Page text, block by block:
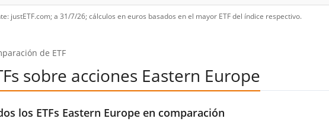
justETF.com; a 31/7/26; cálculos en euros basados en el mayor ETF del índice respectivo.
de ETF
sobre acciones Eastern Europe
los ETFs Eastern Europe en comparación